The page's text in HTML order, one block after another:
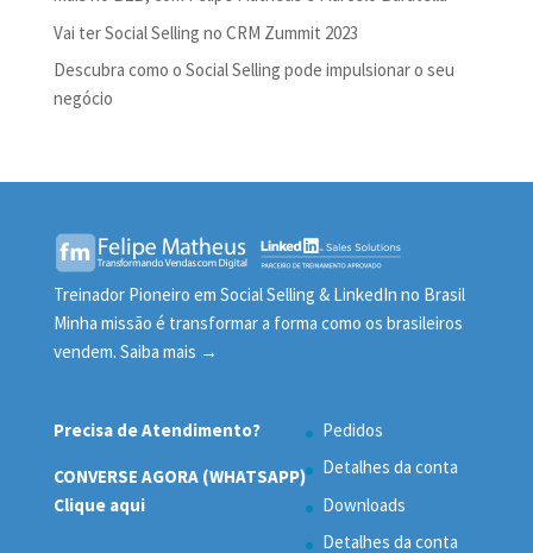
Vai ter Social Selling no CRM Zummit 2023
Descubra como o Social Selling pode impulsionar o seu
negócio
Treinador Pioneiro em Social Selling & LinkedIn no Brasil
Minha missão é transformar a forma como os brasileiros
vendem. Saiba mais →
Precisa de Atendimento?
CONVERSE AGORA (WHATSAPP)
Clique aqui
Pedidos
Detalhes da conta
Downloads
Detalhes da conta